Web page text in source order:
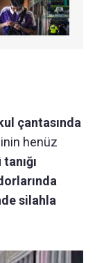
çantasında
henüz
silahla